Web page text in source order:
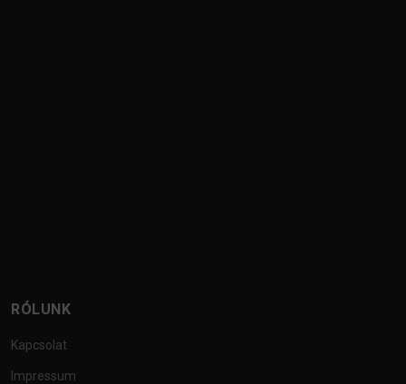
RÓLUNK
Kapcsolat
Impressum